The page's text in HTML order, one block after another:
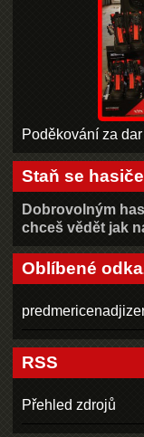
Poděkování za
Staň se
Dobrovolným
chceš vědět jak
Oblíbené
RSS
Přehled zdrojů